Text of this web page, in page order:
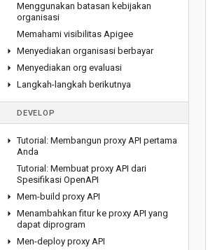
Menggunakan batasan kebijakan
organisasi
Memahami visibilitas Apigee
Menyediakan organisasi berbayar
Menyediakan org evaluasi
Langkah-langkah berikutnya
DEVELOP
Tutorial: Membangun proxy API pertama
Anda
Tutorial: Membuat proxy API dari
Spesifikasi OpenAPI
Mem-build proxy API
Menambahkan fitur ke proxy API yang
dapat diprogram
Men-deploy proxy API